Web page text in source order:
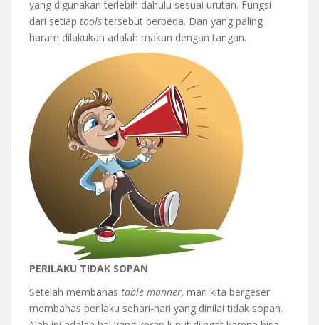
yang digunakan terlebih dahulu sesuai urutan. Fungsi
dari setiap tools tersebut berbeda. Dan yang paling
haram dilakukan adalah makan dengan tangan.
PERILAKU TIDAK SOPAN
Setelah membahas table manner, mari kita bergeser
membahas perilaku sehari-hari yang dinilai tidak sopan.